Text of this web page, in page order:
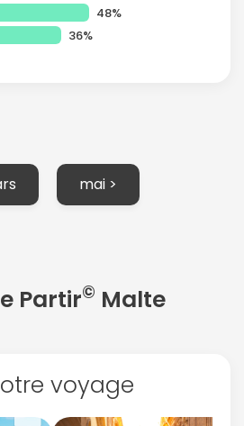
48%
36%
mai >
Partir© Malte
voyage